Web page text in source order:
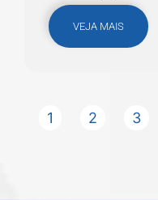
VEJA MAIS
1 2 3